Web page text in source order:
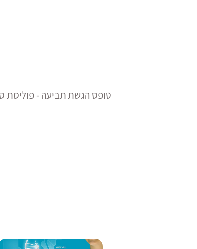
טופס הגשת תביעה - פוליסת